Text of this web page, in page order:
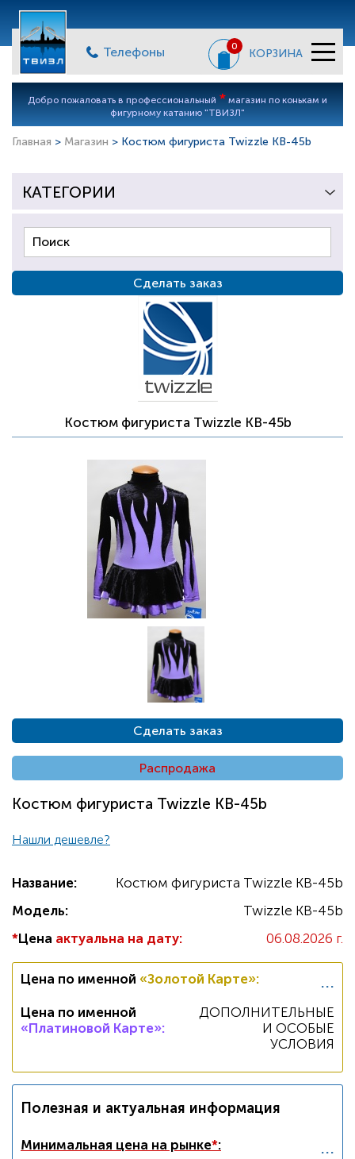
Телефоны 0
КОРЗИНА
Добро пожаловать в профессиональный * магазин по конькам и
фигурному катанию "ТВИЗЛ"
Главная > Магазин > Костюм фигуриста Twizzle KB-45b
Костюм фигуриста Twizzle KB-45b
Сделать заказ
Распродажа
Костюм фигуриста Twizzle KB-45b
Нашли дешевле?
Название:
Костюм фигуриста Twizzle KB-45b
Модель:
Twizzle KB-45b
*Цена актуальна на дату: 06.08.2026 г.
Цена по именной «Золотой Карте»: ...
Цена по именной
«Платиновой Карте»:
ДОПОЛНИТЕЛЬНЫЕ
И ОСОБЫЕ
УСЛОВИЯ
Полезная и актуальная информация
Минимальная цена на рынке*: ...
КАТЕГОРИИ
Сделать заказ